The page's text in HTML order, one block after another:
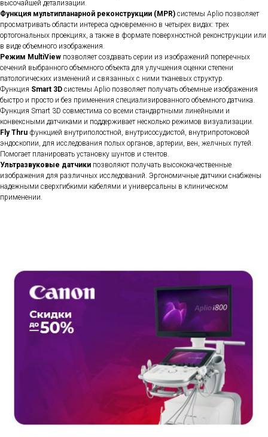
высочайшей детализации.
Функция мультипланарной реконструкции (MPR) системы Aplio позволяет
просматривать области интереса одновременно в четырех видах: трех
ортогональных проекциях, а также в формате поверхностной реконструкции или
в виде объемного изображения.
Режим MultiView позволяет создавать серии из изображений поперечных
сечений выбранного объемного объекта для улучшения оценки степени
патологических изменений и связанных с ними тканевых структур.
Функция Smart 3D системы Aplio позволяет получать объемные изображения
быстро и просто и без применения специализированного объемного датчика.
Функция Smart 3D совместима со всеми стандартными линейными и
конвексными датчиками и поддерживает несколько режимов визуализации.
Fly Thru функцией внутриполостной, внутрисосудистой, внутрипротоковой
эндоскопии, для исследования полых органов, артерии, вен, желчных путей.
Помогает планировать установку шунтов и стентов.
Ультразвуковые датчики позволяют получать высококачественные
изображения для различных исследований. Эргономичные датчики снабжены
надежными сверхгибкими кабелями и универсальны в клиническом
применении.